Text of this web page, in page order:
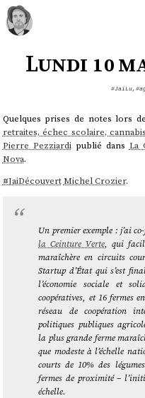
Lundi 10
#JaiLu,
Quelques prises de notes lors
retraites, échec scolaire,
Pierre Pezziardipublié dans La
Nova.
#JaiDécouvertMichel Crozier.
Un premier exemple : j’ai
la Ceinture Verte, qui
maraîchère en circuits
Startup d’État qui s’est
l’économie sociale et
coopératives, et 16 fermes
réseau de coopération
politiques publiques
la plus grande ferme
que modeste à l’échelle
courts de 10% des
fermes de proximité –
échelle.